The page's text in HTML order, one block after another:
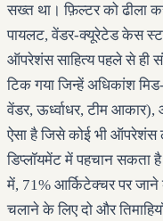
सख्त था। फ़िल्टर को ढीला
पायलट, वेंडर-क्यूरेटेड केस
ऑपरेशंस साहित्य पहले से ही
टिक गया जिन्हें अधिकांश
वेंडर, ऊर्ध्वाधर, टीम
ऐसा है जिसे कोई भी ऑपरेशंस
डिप्लॉयमेंट में पहचान सकता
में, 71% आर्किटेक्चर पर
चलाने के लिए दो और